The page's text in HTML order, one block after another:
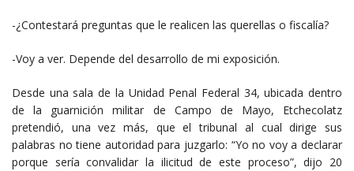
-¿Contestará preguntas que le realicen las querellas o fiscalía?
-Voy a ver. Depende del desarrollo de mi exposición.
Desde una sala de la Unidad Penal Federal 34, ubicada dentro
de la guarnición militar de Campo de Mayo, Etchecolatz
pretendió, una vez más, que el tribunal al cual dirige sus
palabras no tiene autoridad para juzgarlo: “Yo no voy a declarar
porque sería convalidar la ilicitud de este proceso”, dijo 20